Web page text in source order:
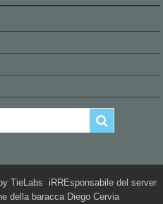
TieLabs iRREsponsabile del server
della baracca Diego Cervia